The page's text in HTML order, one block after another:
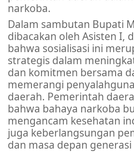
narkoba.
Dalam sambutan Bupati
dibacakan oleh Asisten I,
bahwa sosialisasi ini
strategis dalam
dan komitmen bersama
memerangi
daerah. Pemerintah
bahwa bahaya narkoba
mengancam kesehatan
juga keberlangsungan
dan masa depan